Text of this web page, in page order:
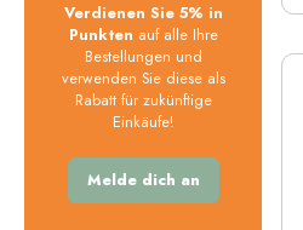
Verdienen Sie 5% in
Punkten auf alle Ihre
Bestellungen und
verwenden Sie diese als
Rabatt für zukünftige
Einkäufe!
Melde dich an